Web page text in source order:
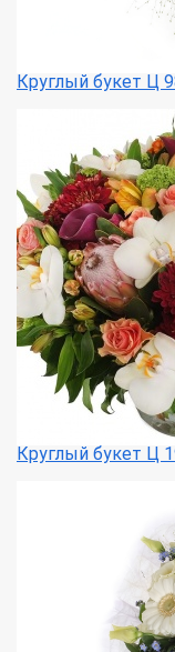
Круглый букет Ц
Круглый букет Ц